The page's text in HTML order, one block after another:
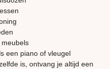
een piano of vleugel
is, ontvang je altijd een